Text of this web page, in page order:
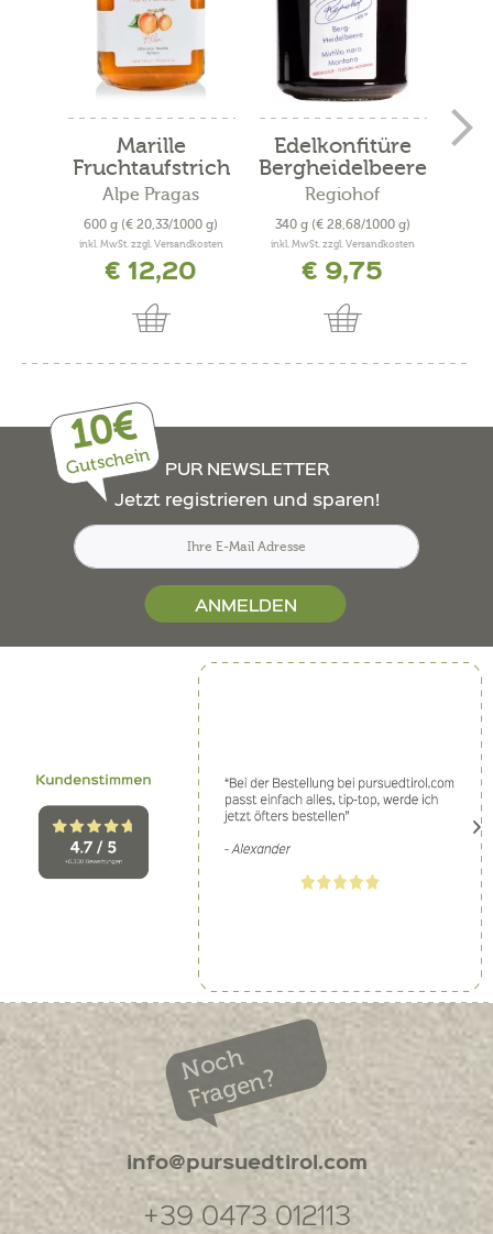
Marille
Fruchtaufstrich
600g
Alpe Pragas
600 g (€ 20,33/1000 g)
inkl. MwSt. zzgl. Versandkosten
€ 12,20
Edelkonfitüre
Bergheidelbeere
Regiohof
340 g (€ 28,68/1000 g)
inkl. MwSt. zzgl. Versandkosten
€ 9,75
10€
Gutschein
PUR NEWSLETTER
Jetzt registrieren und sparen!
ANMELDEN
Noch
Fragen?
info@pursuedtirol.com
+39 0473 012113